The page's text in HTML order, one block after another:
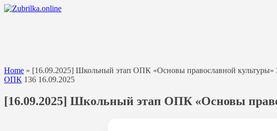
Перейти
Home » [16.09.2025] Школьный этап ОПК «Основы православной культуры»
ОПК 136 16.09.2025
[16.09.2025] Школьный этап ОПК «Основы